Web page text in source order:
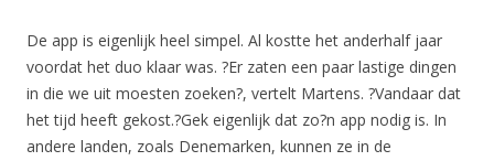
De app is eigenlijk heel simpel. Al kostte het anderhalf jaar
voordat het duo klaar was. ?Er zaten een paar lastige dingen
in die we uit moesten zoeken?, vertelt Martens. ?Vandaar dat
het tijd heeft gekost.?Gek eigenlijk dat zo?n app nodig is. In
andere landen, zoals Denemarken, kunnen ze in de